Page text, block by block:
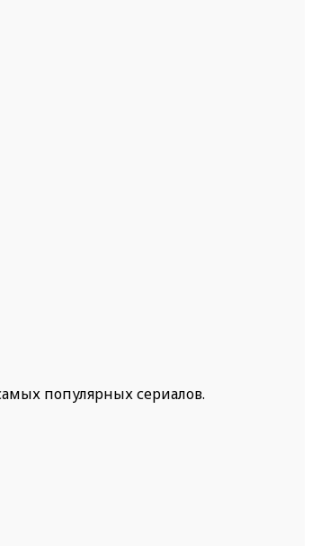
популярных сериалов.